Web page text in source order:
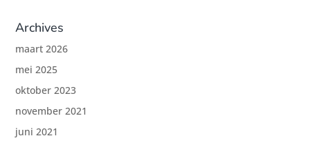
Archives
maart 2026
mei 2025
oktober 2023
november 2021
juni 2021